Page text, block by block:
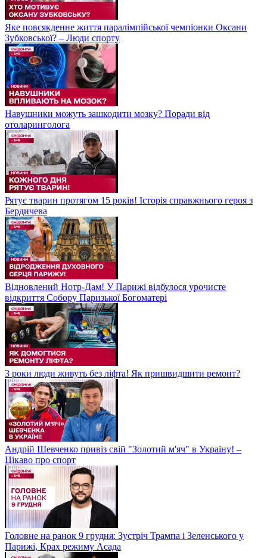
Яке повсякденне життя паралімпійської чемпіонки Оксани
Зубковської? – Люди спорту
Навушники можуть зашкодити мозку? Поради від
отоларинголога
Рятує тварин протягом 15 років! Історія справжнього героя з
Бердичева
Відновлений Нотр-Дам! У Парижі відбулося урочисте
відкриття Собору Паризької Богоматері
3 роки люди живуть без ліфта! Як пришвидшити ремонт?
Андрій Шевченко привіз свій "Золотий м'яч" в Україну! –
Цікаво про спорт
Головне на ранок 9 грудня: Зустріч Трампа і Зеленського у
Парижі, Крах режиму Асада